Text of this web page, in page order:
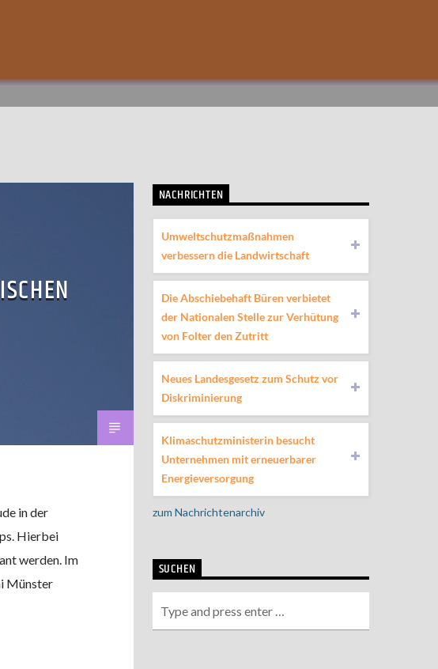
in der
Hierbei
werden. Im
Münster
NACHRICHTEN
Umweltschutzmaßnahmen
verbessern die Landwirtschaft
Die Abschiebehaft Büren verbietet
der Nationalen Stelle zur Verhütung
von Folter den Zutritt
Neues Landesgesetz zum Schutz vor
Diskriminierung
Klimaschutzministerin besucht
Unternehmen mit erneuerbarer
Energieversorgung
zum Nachrichtenarchiv
SUCHEN